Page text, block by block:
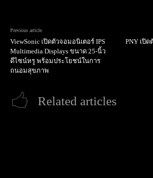
Previous article
ViewSonic เปิดตัวจอมอนิเตอร์ IPS
Multimedia Displays ขนาด 25-นิ้ว
ดีไซน์หรู พร้อมประโยชน์ในการ
ถนอมสุขภาพ
PNY เปิด
Related articles